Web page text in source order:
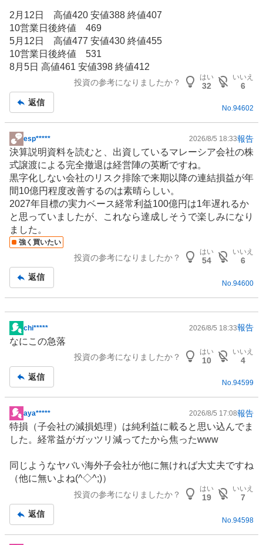
事
2月12日 高値420 安値388 終値407
10営業日後終値 469
5月12日 高値477 安値430 終値455
10営業日後終値 531
8月5日 高値461 安値398 終値412
投資の参考になりましたか？
はい
32
いいえ
6
返信
No.94602
掲
示
板
記
事
esp***** 2026/8/5 18:33報告
決算説明資料を読むと、出資しているマレーシア会社の株
式譲渡による完全撤退は経営陣の英断ですね。
黒字化しない会社のリスク排除で来期以降の連結損益が年
間10億円程度改善するのは素晴らしい。
2027年目標の実力ベース経常利益100億円は1年遅れるか
と思っていましたが、これなら達成しそうで楽しみになり
ました。
強く買いたい
投資の参考になりましたか？
はい
54
いいえ
6
返信
No. 94600
掲
示
事
chi***** 2026/8/5 18:33報告
なにこの急落
投資の参考になりましたか？
はい
10
いいえ
4
返信
No.94599
掲
示
板
事
aya***** 2026/8/5 17:08報告
特損（子会社の減損処理）は純利益に載ると思い込んでま
した。経常益がガッツリ減ってたから焦ったwww
同じようなヤバい海外子会社が他に無ければ大丈夫ですね
（他に無いよね(^◇^;)）
投資の参考になりましたか？
はい
19
いいえ
7
返信
No. 94598